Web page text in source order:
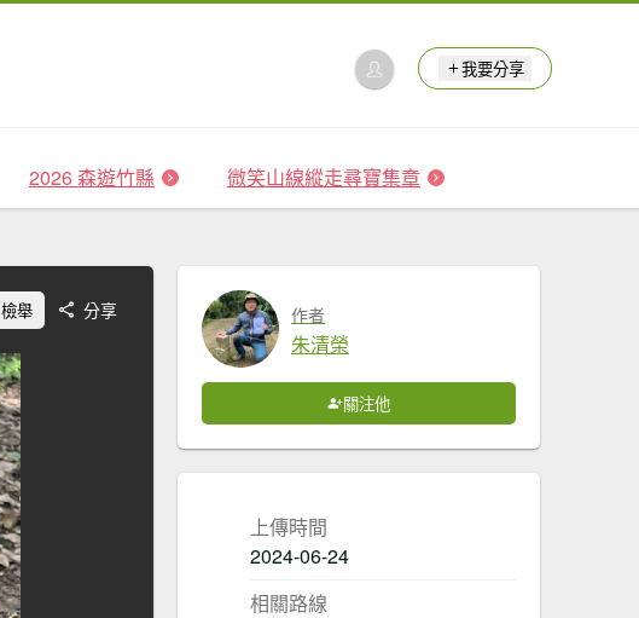
我要分享
2026 森遊竹縣 微笑山線縱走尋寶集章
檢舉 分享 作者
朱清榮
關注他
上傳時間
2024-06-24
相關路線